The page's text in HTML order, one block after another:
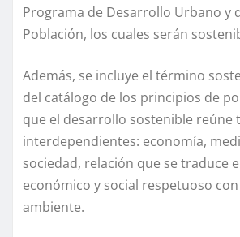
Programa de Desarrollo Urbano y
Población, los cuales serán
Además, se incluye el término
del catálogo de los principios de
que el desarrollo sostenible reúne
interdependientes: economía,
sociedad, relación que se traduce
económico y social respetuoso
ambiente.